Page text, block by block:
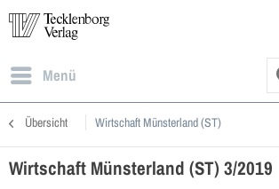
Menü
Übersicht Wirtschaft Münsterland (ST)
Wirtschaft Münsterland (ST) 3/2019